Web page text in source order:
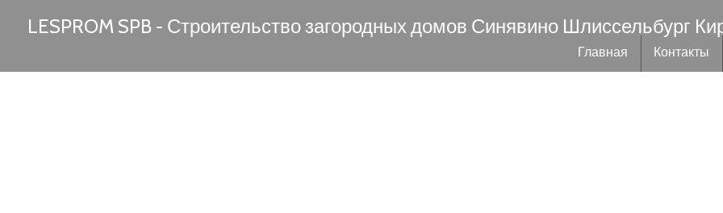
LESPROM SPB - Строительство загородных домов Синявино Шлиссельбург
Главная Контакты